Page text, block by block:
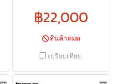
฿22,000
สินค้าหมด
เปรียบเทียบ